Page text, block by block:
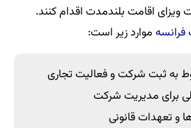
ویزای اقامت بلندمدت اقدام کنند.
فرانسه موارد زیر است:
به ثبت شرکت و فعالیت تجاری
برای مدیریت شرکت
و تعهدات قانونی